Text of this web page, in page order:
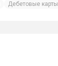
Дебетовые карты